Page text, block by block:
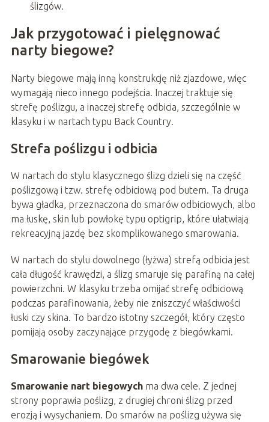
ślizgów.
Jak przygotować i pielęgnować
narty biegowe?
Narty biegowe mają inną konstrukcję niż zjazdowe, więc
wymagają nieco innego podejścia. Inaczej traktuje się
strefę poślizgu, a inaczej strefę odbicia, szczególnie w
klasyku i w nartach typu Back Country.
Strefa poślizgu i odbicia
W nartach do stylu klasycznego ślizg dzieli się na część
poślizgową i tzw. strefę odbiciową pod butem. Ta druga
bywa gładka, przeznaczona do smarów odbiciowych, albo
ma łuskę, skin lub powłokę typu optigrip, które ułatwiają
rekreacyjną jazdę bez skomplikowanego smarowania.
W nartach do stylu dowolnego (łyżwa) strefą odbicia jest
cała długość krawędzi, a ślizg smaruje się parafiną na całej
powierzchni. W klasyku trzeba omijać strefę odbiciową
podczas parafinowania, żeby nie zniszczyć właściwości
łuski czy skina. To bardzo istotny szczegół, który często
pomijają osoby zaczynające przygodę z biegówkami.
Smarowanie biegówek
Smarowanie nart biegowychma dwa cele. Z jednej
strony poprawia poślizg, z drugiej chroni ślizg przed
erozją i wysychaniem. Do smarów na poślizg używa się